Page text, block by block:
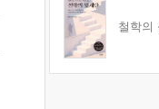
철학의